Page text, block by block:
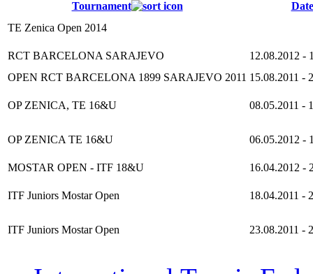
Tournament
TE Zenica Open 2014
RCT BARCELONA SARAJEVO 12.08.2012 -
OPEN RCT BARCELONA 1899 SARAJEVO 2011 15.08.2011 -
OP ZENICA, TE 16&U 08.05.2011 -
OP ZENICA TE 16&U 06.05.2012 -
MOSTAR OPEN - ITF 18&U 16.04.2012 -
ITF Juniors Mostar Open 18.04.2011 -
ITF Juniors Mostar Open 23.08.2011 -